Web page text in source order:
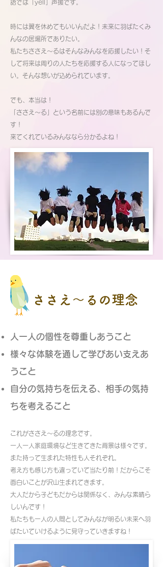
語では「yell」声援です。
​時には翼を休めてもいいんだよ！未来に羽ばたくみ
んなの居場所でありたい。
私たちささえ～るはそんなみんなを応援したい！そ
して将来は周りの人たちを応援する人になってほし
い。そんな想いが込められています。
でも、本当は！
「ささえ～る」という名前には別の意味もあるんで
す！
来てくれているみんななら分かるよね！
ささえ～るの理念
人一人の個性を尊重しあうこと
様々な体験を通して学びあい支えあ
うこと
自分の気持ちを伝える、相手の気持
ちを考えること
これがささえ～るの理念です。
一人一人家庭環境など生きてきた背景は様々です。
また持って生まれた特性も人それぞれ。
考え方も感じ方も違っていて当たり前！だからこそ
面白いことが沢山生まれてきます。
大人だから子どもだからは関係なく、みんな素晴ら
しいんです！
私たちも一人の人間としてみんなが明るい未来へ羽
ばたいていけるように見守っていきますね！